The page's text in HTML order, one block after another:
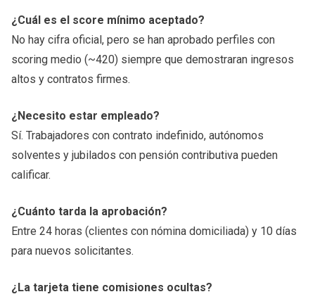
¿Cuál es el score mínimo aceptado?
No hay cifra oficial, pero se han aprobado perfiles con
scoring medio (~420) siempre que demostraran ingresos
altos y contratos firmes.
¿Necesito estar empleado?
Sí. Trabajadores con contrato indefinido, autónomos
solventes y jubilados con pensión contributiva pueden
calificar.
¿Cuánto tarda la aprobación?
Entre 24 horas (clientes con nómina domiciliada) y 10 días
para nuevos solicitantes.
¿La tarjeta tiene comisiones ocultas?